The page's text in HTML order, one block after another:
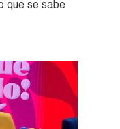
que se sabe